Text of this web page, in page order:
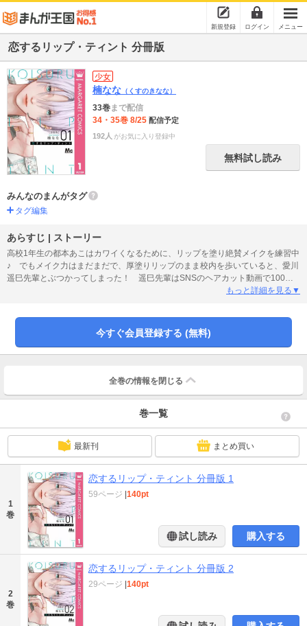
新規登録 ログイン メニュー
恋するリップ・ティント 分冊版
少女
楠なな （くすのきなな）
33巻まで配信
34・35巻 8/25 配信予定
192人 がお気に入り登録中
無料試し読み
みんなのまんがタグ
タグ編集
あらすじ | ストーリー
高校1年生の都本あこはカワイくなるために、リップを塗り絶賛メイクを練習中
♪ でもメイク力はまだまだで、厚塗りリップのまま校内を歩いていると、愛川
遥巳先輩とぶつかってしまった！ 遥巳先輩はSNSのヘアカット動画で100万
回再生されるほどの超絶イケメン！ なのにその遥巳先輩にぶつかり、服にキ
巳先輩から「その服いらないから捨てておいて」と冷徹に言われてしまいま
す。最悪な出会いから始まった2人。先に動き出したのはあこからのようです
が…？ ※このコミックスは『恋するリップ・ティント』1巻1話と同じ内容で
す。重複購入にご注意ください。
もっと詳細を見る▼
今すぐ会員登録する (無料)
全巻の情報を 閉じる
巻一覧
最新刊 まとめ買い
1
巻
恋するリップ・ティント 分冊版 1
59ページ 140pt
試し読み 購入する
2
巻
恋するリップ・ティント 分冊版 2
29ページ 140pt